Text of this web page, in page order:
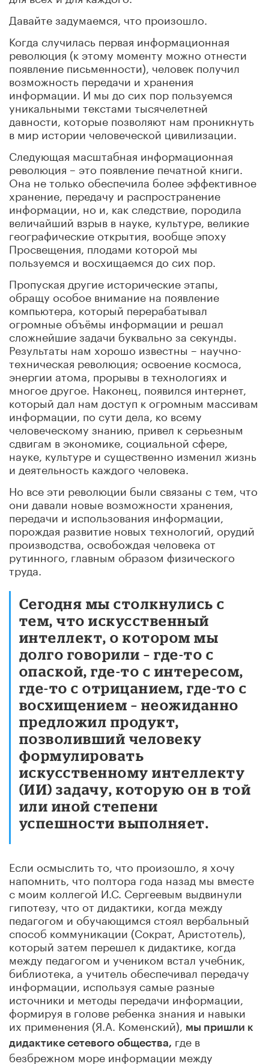
Давайте задумаемся, что произошло.
Когда случилась первая информационная
революция (к этому моменту можно отнести
появление письменности), человек получил
возможность передачи и хранения
информации. И мы до сих пор пользуемся
уникальными текстами тысячелетней
давности, которые позволяют нам проникнуть
в мир истории человеческой цивилизации.
Следующая масштабная информационная
революция – это появление печатной книги.
Она не только обеспечила более эффективное
хранение, передачу и распространение
информации, но и, как следствие, породила
величайший взрыв в науке, культуре, великие
географические открытия, вообще эпоху
Просвещения, плодами которой мы
пользуемся и восхищаемся до сих пор.
Пропуская другие исторические этапы,
обращу особое внимание на появление
компьютера, который перерабатывал
огромные объёмы информации и решал
сложнейшие задачи буквально за секунды.
Результаты нам хорошо известны – научно-
техническая революция; освоение космоса,
энергии атома, прорывы в технологиях и
многое другое. Наконец, появился интернет,
который дал нам доступ к огромным массивам
информации, по сути дела, ко всему
человеческому знанию, привел к серьезным
сдвигам в экономике, социальной сфере,
науке, культуре и существенно изменил жизнь
и деятельность каждого человека.
Но все эти революции были связаны с тем, что
они давали новые возможности хранения,
передачи и использования информации,
порождая развитие новых технологий, орудий
производства, освобождая человека от
рутинного, главным образом физического
труда.
Сегодня мы столкнулись с
тем, что искусственный
интеллект, о котором мы
долго говорили – где-то с
опаской, где-то с интересом,
где-то с отрицанием, где-то с
восхищением – неожиданно
предложил продукт,
позволивший человеку
формулировать
искусственному интеллекту
(ИИ) задачу, которую он в той
или иной степени
успешности выполняет.
Если осмыслить то, что произошло, я хочу
напомнить, что полтора года назад мы вместе
с моим коллегой И.С. Сергеевым выдвинули
гипотезу, что от дидактики, когда между
педагогом и обучающимся стоял вербальный
способ коммуникации (Сократ, Аристотель),
который затем перешел к дидактике, когда
между педагогом и учеником встал учебник,
библиотека, а учитель обеспечивал передачу
информации, используя самые разные
источники и методы передачи информации,
формируя в голове ребенка знания и навыки
их применения (Я.А. Коменский),
мы пришли к
дидактике сетевого общества, где в
безбрежном море информации между